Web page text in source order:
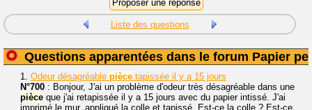
Liste des questions
Questions apparentées dans le forum Papier
1. Odeur désagréable pièce tapissée il y a 15 jours
N°700 : Bonjour, J'ai un problème d'odeur très désagréable dans une
pièce que j'ai retapissée il y a 15 jours avec du papier intissé. J'ai
imprimé le mur, appliqué la colle et tapissé. Est-ce la colle ? Est-ce